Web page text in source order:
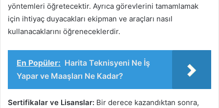
yöntemleri öğretecektir. Ayrıca görevlerini tamamlamak
için ihtiyaç duyacakları ekipman ve araçları nasıl
kullanacaklarını öğreneceklerdir.
En Popüler: Harita Teknisyeni Ne İş
Yapar ve Maaşları Ne Kadar?
Sertifikalar ve Lisanslar: Bir derece kazandıktan sonra,